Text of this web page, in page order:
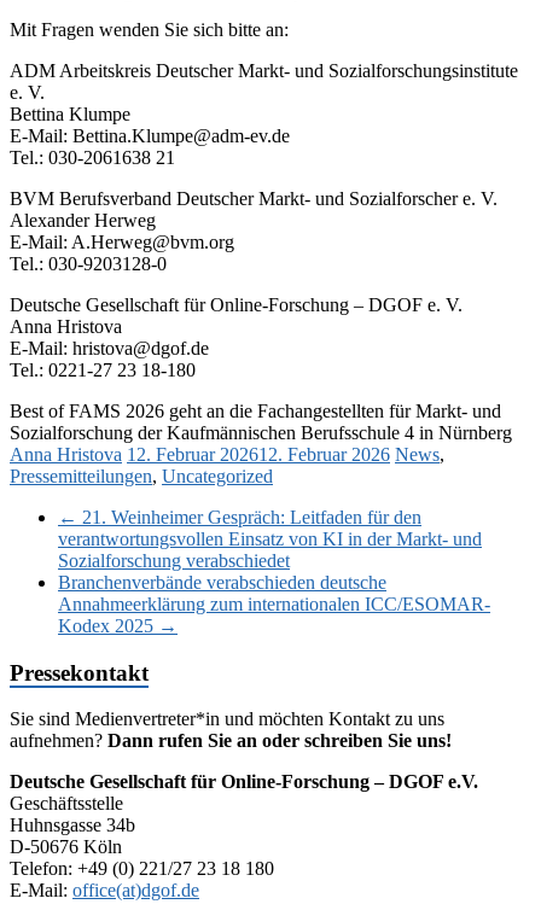
Mit Fragen wenden Sie sich bitte an:
ADM Arbeitskreis Deutscher Markt- und Sozialforschungsinstitute
e. V.
Bettina Klumpe
E-Mail: Bettina.Klumpe@adm-ev.de
Tel.: 030-2061638 21
BVM Berufsverband Deutscher Markt- und Sozialforscher e. V.
Alexander Herweg
E-Mail: A.Herweg@bvm.org
Tel.: 030-9203128-0
Deutsche Gesellschaft für Online-Forschung – DGOF e. V.
Anna Hristova
E-Mail: hristova@dgof.de
Tel.: 0221-27 23 18-180
Best of FAMS 2026 geht an die Fachangestellten für Markt- und
Sozialforschung der Kaufmännischen Berufsschule 4 in Nürnberg
Anna Hristova 12. Februar 202612. Februar 2026 News,
Pressemitteilungen, Uncategorized
← 21. Weinheimer Gespräch: Leitfaden für den
verantwortungsvollen Einsatz von KI in der Markt- und
Sozialforschung verabschiedet
Branchenverbände verabschieden deutsche
Annahmeerklärung zum internationalen ICC/ESOMAR-
Kodex 2025 →
Pressekontakt
Sie sind Medienvertreter*in und möchten Kontakt zu uns
aufnehmen? Dann rufen Sie an oder schreiben Sie uns!
Deutsche Gesellschaft für Online-Forschung – DGOF e.V.
Geschäftsstelle
Huhnsgasse 34b
D-50676 Köln
Telefon: +49 (0) 221/27 23 18 180
E-Mail: office(at)dgof.de